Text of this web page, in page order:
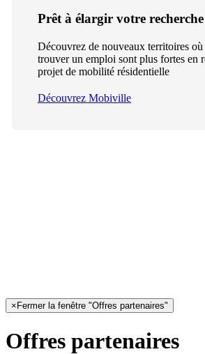
Prêt à élargir votre
Découvrez de nouveaux territoires où
trouver un emploi sont plus fortes en
projet de mobilité résidentielle
Découvrez Mobiville
× Fermer la fenêtre "Offres partenaires"
Offres partenaires